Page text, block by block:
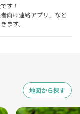
す！
向け連絡アプリ」など
ます。
地図から探す